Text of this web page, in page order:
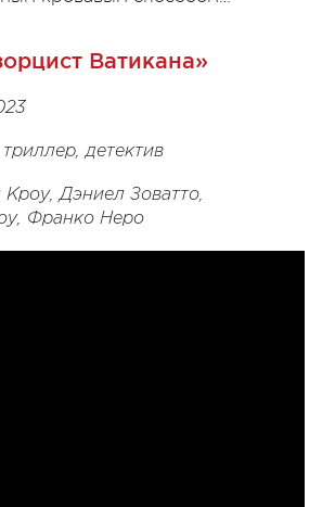
Ватикана»
детектив
Дэниел Зоватто,
Франко Неро